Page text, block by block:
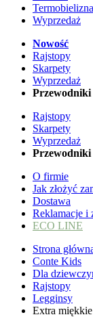
Termobielizna
Wyprzedaż
Nowość
Rajstopy
Skarpety
Wyprzedaż
Rajstopy
Skarpety
Wyprzedaż
O firmie
Jak złożyć
Dostawa
Reklamacje i
ECO LINE
Strona
Conte Kids
Dla
Rajstopy
Legginsy
Extra